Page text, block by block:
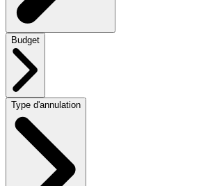
Budget
Type d'annulation